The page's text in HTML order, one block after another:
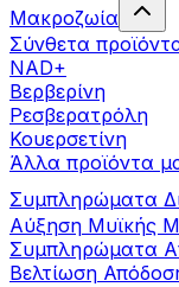
Μακροζωία
Σύνθετα
NAD+
Βερβερίνη
Ρεσβερατρόλη
Κουερσετίνη
Άλλα προϊόντα
Συμπληρώματα
Αύξηση Μυϊκής
Συμπληρώματα
Βελτίωση